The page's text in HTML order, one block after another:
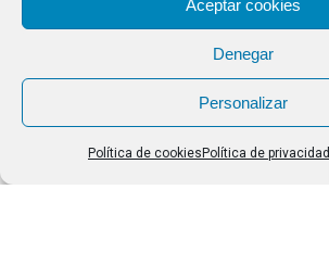
Aceptar cookies
Denegar
Personalizar
Política de cookies Política de privacidad